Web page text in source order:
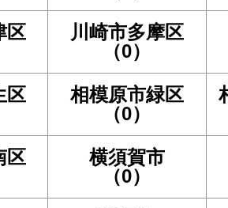
区
川崎市多摩区
（0）
区
相模原市緑区
（0）
区
横須賀市
（0）